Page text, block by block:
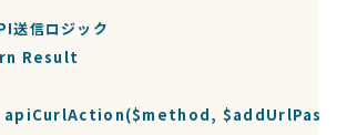
送信ロジック
Result
apiCurlAction($method, $addUrlPass,